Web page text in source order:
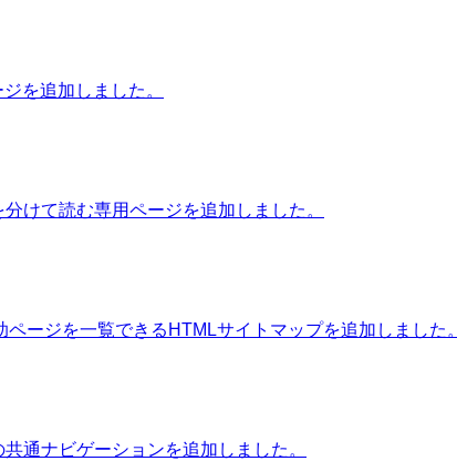
を追加しました。
けて読む専用ページを追加しました。
ージを一覧できるHTMLサイトマップを追加しました。
通ナビゲーションを追加しました。